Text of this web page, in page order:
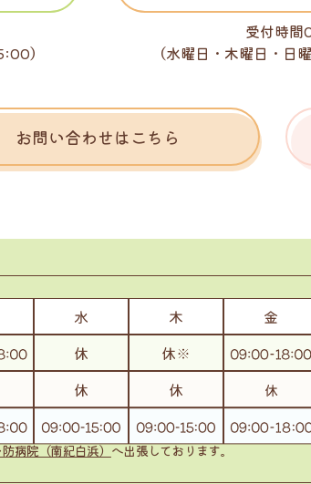
）
受付時
（水曜日・木曜日・日
お問い合わせはこちら
病院（南紀白浜）へ出張しております。